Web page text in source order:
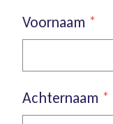
Voornaam *
Achternaam *